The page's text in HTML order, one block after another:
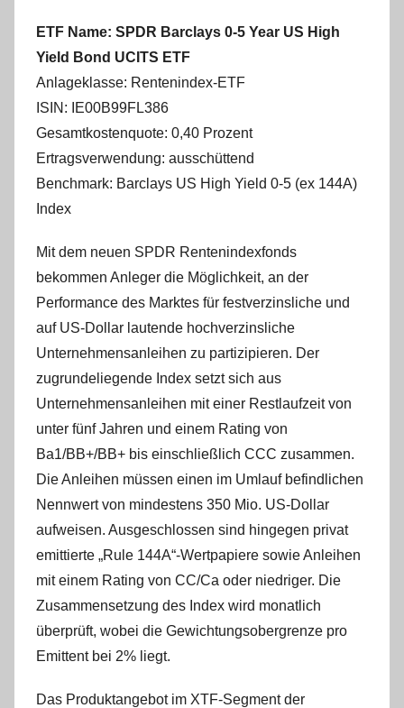
ETF Name: SPDR Barclays 0-5 Year US High
Yield Bond UCITS ETF
Anlageklasse: Rentenindex-ETF
ISIN: IE00B99FL386
Gesamtkostenquote: 0,40 Prozent
Ertragsverwendung: ausschüttend
Benchmark: Barclays US High Yield 0-5 (ex 144A)
Index
Mit dem neuen SPDR Rentenindexfonds
bekommen Anleger die Möglichkeit, an der
Performance des Marktes für festverzinsliche und
auf US-Dollar lautende hochverzinsliche
Unternehmensanleihen zu partizipieren. Der
zugrundeliegende Index setzt sich aus
Unternehmensanleihen mit einer Restlaufzeit von
unter fünf Jahren und einem Rating von
Ba1/BB+/BB+ bis einschließlich CCC zusammen.
Die Anleihen müssen einen im Umlauf befindlichen
Nennwert von mindestens 350 Mio. US-Dollar
aufweisen. Ausgeschlossen sind hingegen privat
emittierte „Rule 144A“-Wertpapiere sowie Anleihen
mit einem Rating von CC/Ca oder niedriger. Die
Zusammensetzung des Index wird monatlich
überprüft, wobei die Gewichtungsobergrenze pro
Emittent bei 2% liegt.
Das Produktangebot im XTF-Segment der